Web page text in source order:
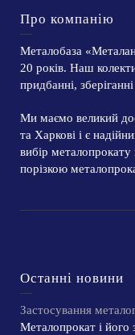
Про компанію
Металобаза
20 років. Наш
придбанні,
Ми маємо великий
та Харкові і є
вибір
порізкою
Останні новини
Застосування
Металопрокат і його